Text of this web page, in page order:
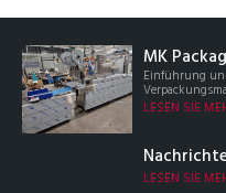
MK
Einführung
LESEN SIE
LESEN SIE